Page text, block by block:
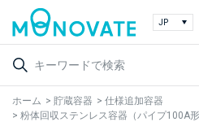
ホーム > 貯蔵容器 > 仕様追加容器
> 粉体回収ステンレス容器（パイプ100A形